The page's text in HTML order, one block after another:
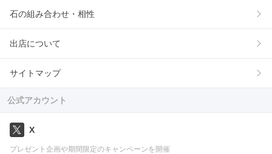
石の組み合わせ・相性
出店について
サイトマップ
公式アカウント
X
プレゼント企画や期間限定のキャンペーンを開催